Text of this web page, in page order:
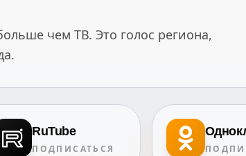
чем ТВ. Это голос региона,
RuTube
ПОДПИСАТЬСЯ